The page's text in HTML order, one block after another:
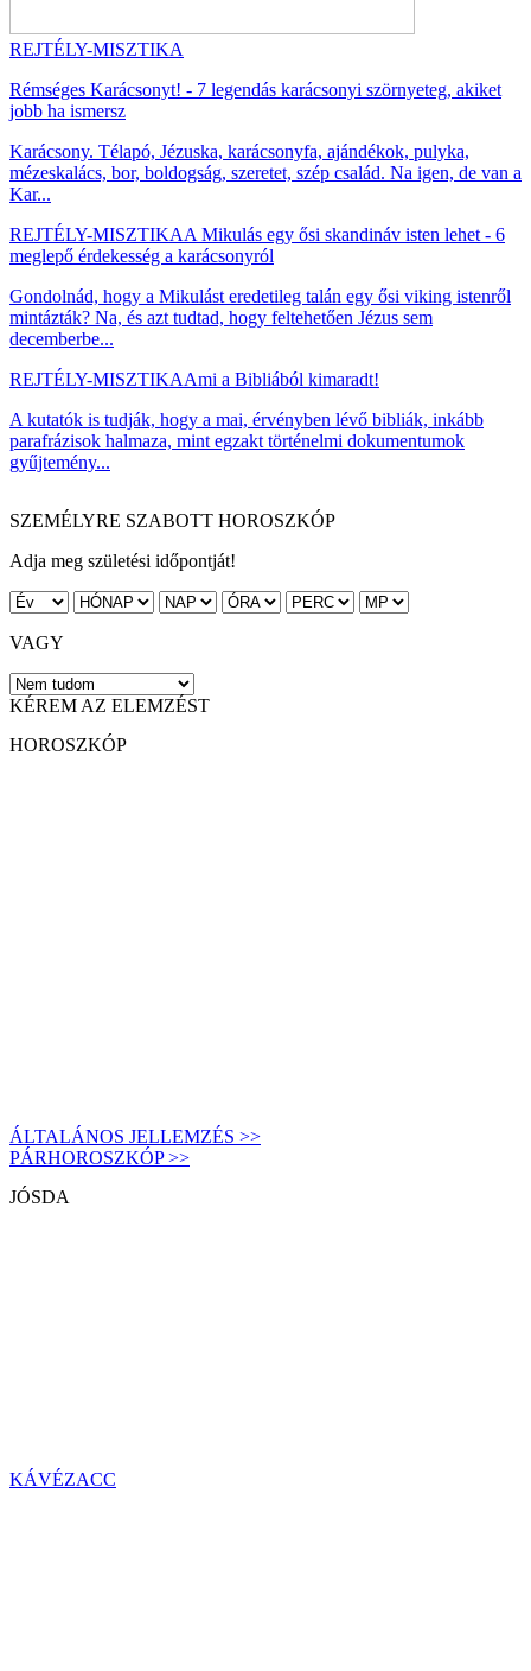
REJTÉLY-MISZTIKA
Rémséges Karácsonyt! - 7 legendás karácsonyi szörnyeteg, akiket
jobb ha ismersz
Karácsony. Télapó, Jézuska, karácsonyfa, ajándékok, pulyka,
mézeskalács, bor, boldogság, szeretet, szép család. Na igen, de van a
Kar...
REJTÉLY-MISZTIKAA Mikulás egy ősi skandináv isten lehet - 6
meglepő érdekesség a karácsonyról
Gondolnád, hogy a Mikulást eredetileg talán egy ősi viking istenről
mintázták? Na, és azt tudtad, hogy feltehetően Jézus sem
decemberbe...
REJTÉLY-MISZTIKAAmi a Bibliából kimaradt!
A kutatók is tudják, hogy a mai, érvényben lévő bibliák, inkább
parafrázisok halmaza, mint egzakt történelmi dokumentumok
gyűjtemény...
SZEMÉLYRE SZABOTT HOROSZKÓP
Adja meg születési időpontját!
VAGY
KÉREM AZ ELEMZÉST
HOROSZKÓP
ÁLTALÁNOS JELLEMZÉS >>
PÁRHOROSZKÓP >>
JÓSDA
KÁVÉZACC